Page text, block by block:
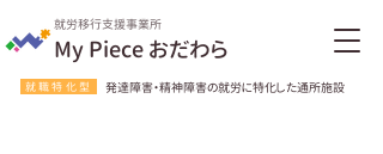
就労移行支援事業所
My Piece おだわら
就職特化型 発達障害・精神障害の就労に特化した通所施設